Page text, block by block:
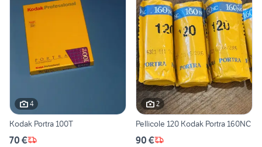
4
Kodak Portra 100T
70 €
2
Pellicole 120 Kodak Portra 160NC
90 €